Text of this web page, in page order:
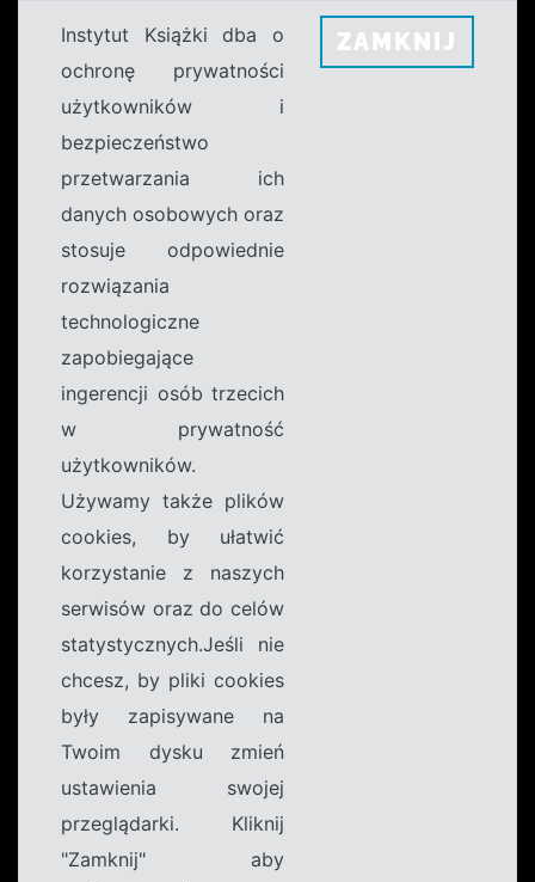
Instytut Książki dba o
ochronę prywatności
użytkowników i
bezpieczeństwo
przetwarzania ich
danych osobowych oraz
stosuje odpowiednie
rozwiązania
technologiczne
zapobiegające
ingerencji osób trzecich
w prywatność
użytkowników.
Używamy także plików
cookies, by ułatwić
korzystanie z naszych
serwisów oraz do celów
statystycznych.Jeśli nie
chcesz, by pliki cookies
były zapisywane na
Twoim dysku zmień
ustawienia swojej
przeglądarki. Kliknij
"Zamknij" aby
ZAMKNIJ